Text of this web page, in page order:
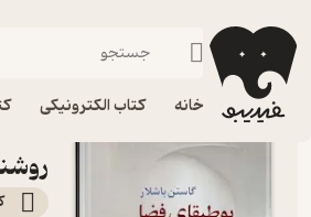
خانه کتاب الکترونیکی
فیدیبو کتاب الکترونیکی